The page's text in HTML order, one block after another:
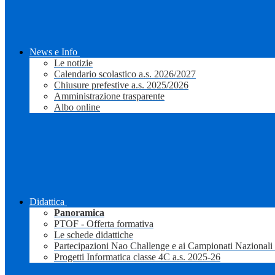
News e Info
Le notizie
Calendario scolastico a.s. 2026/2027
Chiusure prefestive a.s. 2025/2026
Amministrazione trasparente
Albo online
Didattica
Panoramica
PTOF - Offerta formativa
Le schede didattiche
Partecipazioni Nao Challenge e ai Campionati
Progetti Informatica classe 4C a.s. 2025-26